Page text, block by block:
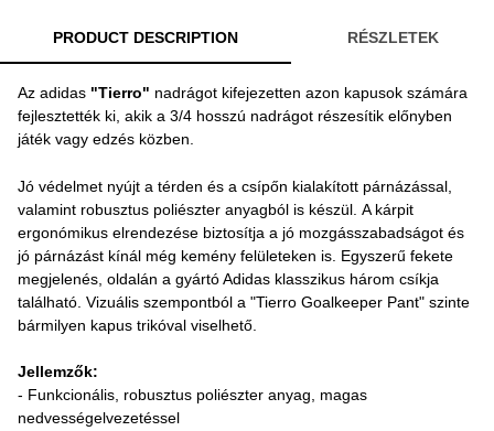
PRODUCT DESCRIPTION RÉSZLETEK
Az adidas "Tierro" nadrágot kifejezetten azon kapusok számára
fejlesztették ki, akik a 3/4 hosszú nadrágot részesítik előnyben
játék vagy edzés közben.
Jó védelmet nyújt a térden és a csípőn kialakított párnázással,
valamint robusztus poliészter anyagból is készül. A kárpit
ergonómikus elrendezése biztosítja a jó mozgásszabadságot és
jó párnázást kínál még kemény felületeken is. Egyszerű fekete
megjelenés, oldalán a gyártó Adidas klasszikus három csíkja
található. Vizuális szempontból a "Tierro Goalkeeper Pant" szinte
bármilyen kapus trikóval viselhető.
Jellemzők:
- Funkcionális, robusztus poliészter anyag, magas
nedvességelvezetéssel